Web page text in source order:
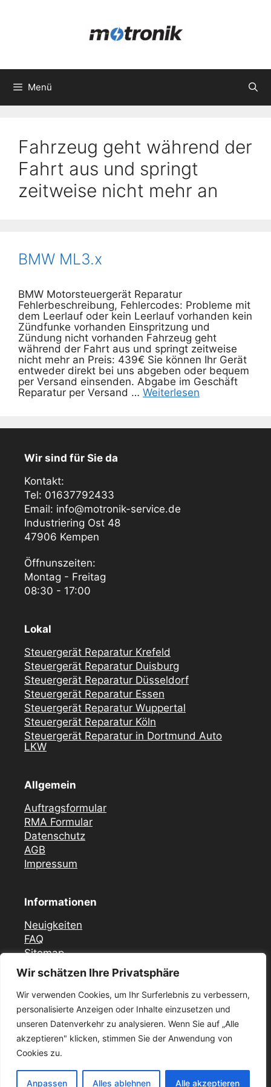
Wir schätzen Ihre Privatsphäre
Wir verwenden Cookies, um Ihr Surferlebnis zu verbessern,
personalisierte Anzeigen oder Inhalte einzusetzen und
unseren Datenverkehr zu analysieren. Wenn Sie auf „Alle
akzeptieren" klicken, stimmen Sie der Anwendung von
Cookies zu.
Anpassen Alles ablehnen Alle akzeptieren
Menü
Fahrzeug geht während der
Fahrt aus und springt
zeitweise nicht mehr an
BMW ML3.x
BMW Motorsteuergerät Reparatur
Fehlerbeschreibung, Fehlercodes: Probleme mit
dem Leerlauf oder kein Leerlauf vorhanden kein
Zündfunke vorhanden Einspritzung und
Zündung nicht vorhanden Fahrzeug geht
während der Fahrt aus und springt zeitweise
nicht mehr an Preis: 439€ Sie können Ihr Gerät
entweder direkt bei uns abgeben oder bequem
per Versand einsenden. Abgabe im Geschäft
Reparatur per Versand … Weiterlesen
Wir sind für Sie da
Kontakt:
Tel: 01637792433
Email: info@motronik-service.de
Industriering Ost 48
47906 Kempen
Öffnunszeiten:
Montag - Freitag
08:30 - 17:00
Lokal
Steuergerät Reparatur Krefeld
Steuergerät Reparatur Duisburg
Steuergerät Reparatur Düsseldorf
Steuergerät Reparatur Essen
Steuergerät Reparatur Wuppertal
Steuergerät Reparatur Köln
Steuergerät Reparatur in Dortmund Auto
LKW
Allgemein
Auftragsformular
RMA Formular
Datenschutz
AGB
Impressum
Informationen
Neuigkeiten
FAQ
Sitemap
Vor Ort Notfall Service
Mercedes Zündschloss ELV Reparatur
Düsseldorf
Zündschloss ELV Reparatur Krefeld
Mercedes Zündschloss Reparatur Essen –
ELV / ESL